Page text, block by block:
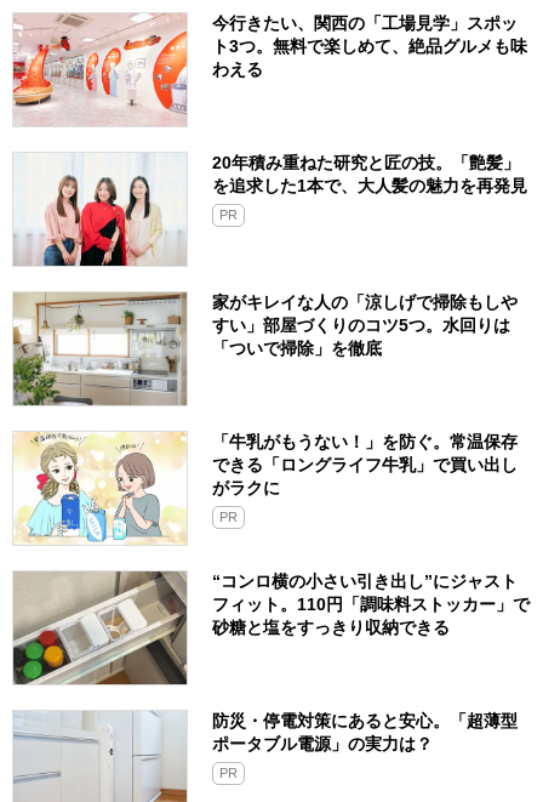
今行きたい、関西の「工場見学」スポッ
ト3つ。無料で楽しめて、絶品グルメも味
わえる
20年積み重ねた研究と匠の技。「艶髪」
を追求した1本で、大人髪の魅力を再発見
PR
家がキレイな人の「涼しげで掃除もしや
すい」部屋づくりのコツ5つ。水回りは
「ついで掃除」を徹底
「牛乳がもうない！」を防ぐ。常温保存
できる「ロングライフ牛乳」で買い出し
がラクに
PR
“コンロ横の小さい引き出し”にジャスト
フィット。110円「調味料ストッカー」で
砂糖と塩をすっきり収納できる
防災・停電対策にあると安心。「超薄型
ポータブル電源」の実力は？​
PR